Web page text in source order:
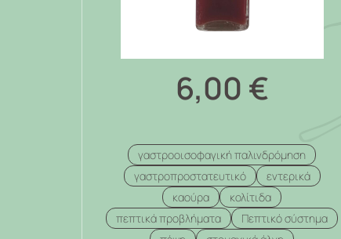
6,00 €
γαστροοισοφαγική παλινδρόμηση
γαστροπροστατευτικό
εντερικά
καούρα
κολίτιδα
πεπτικά προβλήματα
Πεπτικό σύστημα